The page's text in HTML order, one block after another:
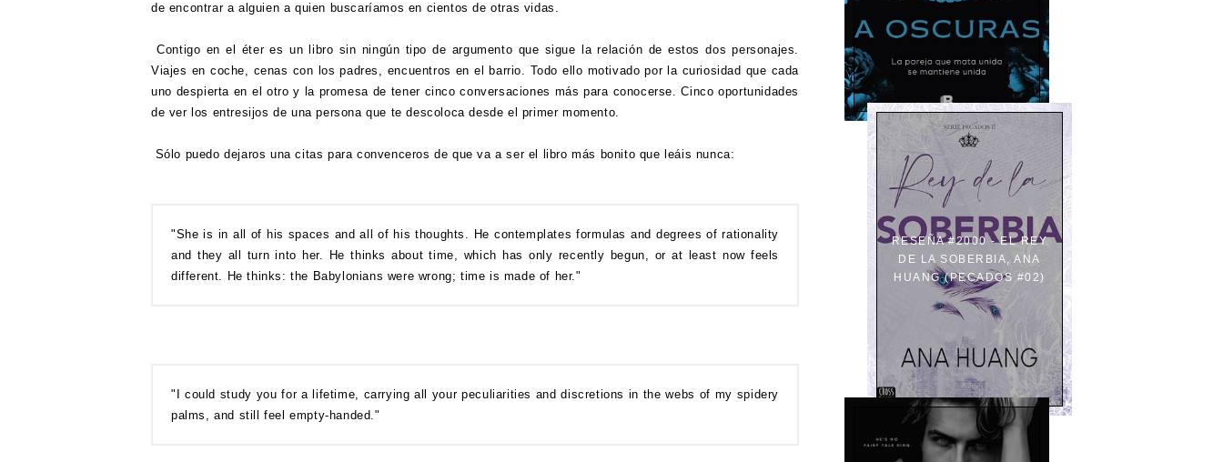
de encontrar a alguien a quien buscaríamos en cientos de otras vidas.
Contigo en el éter es un libro sin ningún tipo de argumento que sigue la relación de estos dos personajes.
Viajes en coche, cenas con los padres, encuentros en el barrio. Todo ello motivado por la curiosidad que cada
uno despierta en el otro y la promesa de tener cinco conversaciones más para conocerse. Cinco oportunidades
de ver los entresijos de una persona que te descoloca desde el primer momento.
Sólo puedo dejaros una citas para convenceros de que va a ser el libro más bonito que leáis nunca:
"She is in all of his spaces and all of his thoughts. He contemplates formulas and degrees of rationality
and they all turn into her. He thinks about time, which has only recently begun, or at least now feels
different. He thinks: the Babylonians were wrong; time is made of her."
"I could study you for a lifetime, carrying all your peculiarities and discretions in the webs of my spidery
palms, and still feel empty-handed."
RESEÑA #2000 - EL REY
DE LA SOBERBIA, ANA
HUANG (PECADOS #02)